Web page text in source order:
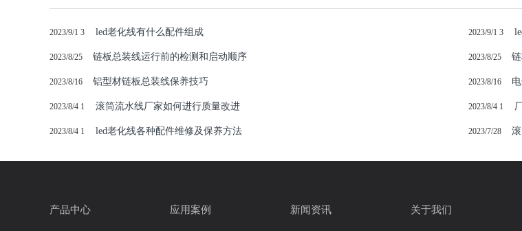
2023/9/1 3 led老化线有什么配件组成 2023/9/1 3
2023/8/25 链板总装线运行前的检测和启动顺序 2023/8/25
2023/8/16 铝型材链板总装线保养技巧 2023/8/16
2023/8/4 1 滚筒流水线厂家如何进行质量改进 2023/8/4 1
2023/8/4 1 led老化线各种配件维修及保养方法 2023/7/28
产品中心 应用案例 新闻资讯 关于我们